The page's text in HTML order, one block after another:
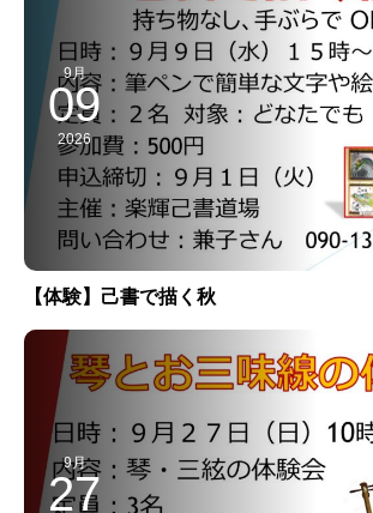
9月
09
2026
【体験】己書で描く秋
9月
27